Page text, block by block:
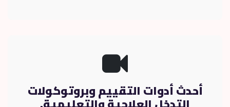
أحدث أدوات التقييم وبروتوكولات